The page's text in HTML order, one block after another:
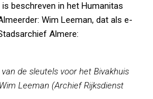
beschreven in het Humanitas
Wim Leeman, dat als e-
Almere:
de sleutels voor het Bivakhuis
Leeman (Archief Rijksdienst